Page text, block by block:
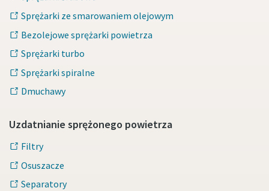
Sprężarki ze smarowaniem olejowym
Bezolejowe sprężarki powietrza
Sprężarki turbo
Sprężarki spiralne
Dmuchawy
Uzdatnianie sprężonego powietrza
Filtry
Osuszacze
Separatory